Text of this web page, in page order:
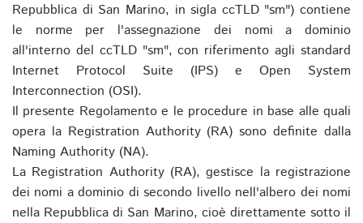
Repubblica di San Marino, in sigla ccTLD "sm") contiene
le norme per l'assegnazione dei nomi a dominio
all'interno del ccTLD "sm", con riferimento agli standard
Internet Protocol Suite (IPS) e Open System
Interconnection (OSI).
Il presente Regolamento e le procedure in base alle quali
opera la Registration Authority (RA) sono definite dalla
Naming Authority (NA).
La Registration Authority (RA), gestisce la registrazione
dei nomi a dominio di secondo livello nell'albero dei nomi
nella Repubblica di San Marino, cioè direttamente sotto il